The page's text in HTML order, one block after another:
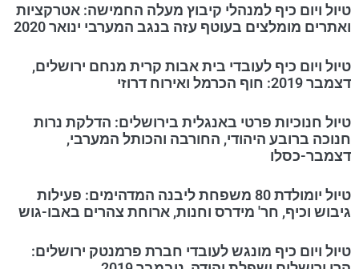
טיול ויום כיף למנהלי קיבוץ מעלה החמישה: אטרקציות
ואתרים מומלצים בעוטף עזה בנגב המערבי ינואר 2020
טיול ויום כיף לעובדי בית אבות קרית מנחם ירושלים,
דצמבר 2019: חוף הכרמל ואירוח דרוזי
טיול חנוכיות פרטי באנגלית בירושלים: הדלקת נרות
חנוכה ברובע היהודי, החורבה והכותל המערבי,
דצמבר-כסלו
טיול יומולדת 80 משפחת ליבנה המדהימים: פעילות
גיבוש וכיף, חר' מידרס וחנות, ארוחת צהרים באבו-גוש
טיול ויום כיף מונגש לעובדי חברת פרמנטק ירושלים: